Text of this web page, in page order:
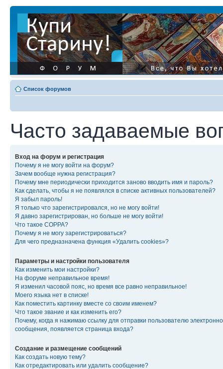
Список форумов
Часто задаваемые
Вход на форум и регистрация
Почему я не могу войти на форум?
Зачем вообще нужна регистрация?
Почему мне периодически приходится заново вводить имя и пароль?
Как сделать, чтобы я не появлялся в списке активных пользователей?
Я забыл пароль!
Я только что зарегистрировался, но не могу войти!
Я давно зарегистрирован, но больше не могу войти!
Что такое COPPA?
Почему я не могу зарегистрироваться?
Для чего предназначена функция «Удалить cookies»?
Параметры и настройки пользователя
Как изменить мои настройки?
На форуме неправильное время!
Я изменил часовой пояс, но время все равно неправильное!
Моего языка нет в списке!
Как поместить картинку вместе со своим именем?
Что такое звание и как изменить его?
Почему, когда я нажимаю ссылку для отправки пользователю
сообщения, появляется страница входа?
Создание и размещение сообщений
Как создать новую тему?
Как отредактировать или удалить сообщение?